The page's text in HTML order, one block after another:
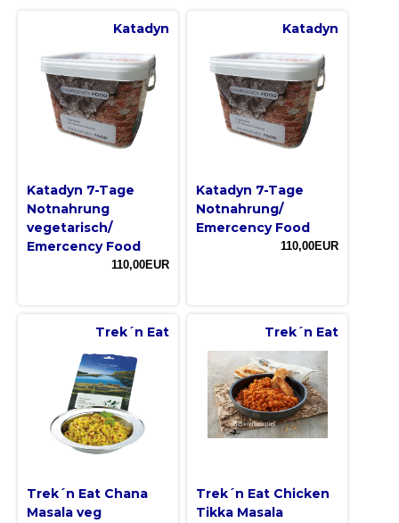
Katadyn
Katadyn 7-Tage
Notnahrung
vegetarisch/
Emercency Food
110,00EUR
Katadyn
Katadyn 7-Tage
Notnahrung/
Emercency Food
110,00EUR
Trek´n Eat
Trek´n Eat Chana
Masala veg
Trek´n Eat
Trek´n Eat Chicken
Tikka Masala